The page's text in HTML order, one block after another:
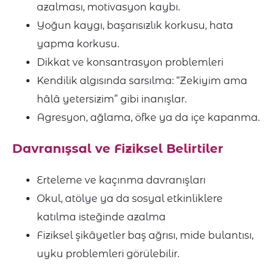
azalması, motivasyon kaybı.
Yoğun kaygı, başarısızlık korkusu, hata
yapma korkusu.
Dikkat ve konsantrasyon problemleri
Kendilik algısında sarsılma: “Zekiyim ama
hâlâ yetersizim” gibi inanışlar.
Agresyon, ağlama, öfke ya da içe kapanma.
Davranışsal ve Fiziksel Belirtiler
Erteleme ve kaçınma davranışları
Okul, atölye ya da sosyal etkinliklere
katılma isteğinde azalma
Fiziksel şikâyetler baş ağrısı, mide bulantısı,
uyku problemleri görülebilir.